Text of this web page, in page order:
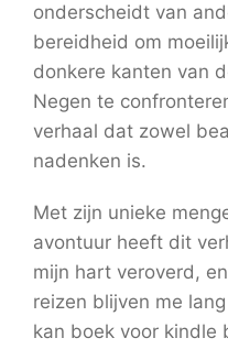
onderscheidt van
bereidheid om
donkere kanten van
Negen te
verhaal dat zowel
nadenken is.
Met zijn unieke
avontuur heeft dit
mijn hart veroverd,
reizen blijven me
kan boek voor kindle